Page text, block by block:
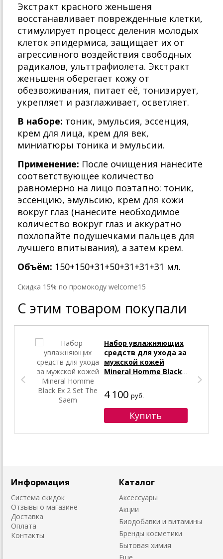
Экстракт красного женьшеня
восстанавливает поврежденные клетки,
стимулирует процесс деления молодых
клеток эпидермиса, защищает их от
агрессивного воздействия свободных
радикалов, ульттрафиолета. Экстракт
женьшеня оберегает кожу от
обезвоживания, питает её, тонизирует,
укрепляет и разглаживает, осветляет.
В наборе: тоник, эмульсия, эссенция,
крем для лица, крем для век,
миниатюры тоника и эмульсии.
Применение: После очищения нанесите
соответствующее количество
равномерно на лицо поэтапно: тоник,
эссенцию, эмульсию, крем для кожи
вокруг глаз (нанесите необходимое
количество вокруг глаз и аккуратно
похлопайте подушечками пальцев для
лучшего впитывания), а затем крем.
Объём: 150+150+31+50+31+31+31 мл.
Cкидка 15% по промокоду welcome15
С этим товаром покупали
Набор увлажняющих
средств для ухода за
мужской кожей
Mineral Homme Black
4 100 руб.
Информация
Система скидок
Отзывы о магазине
Доставка
Оплата
Контакты
Каталог
Аксессуары
Акции
Биодобавки и витамины
Бренды косметики
Бытовая химия